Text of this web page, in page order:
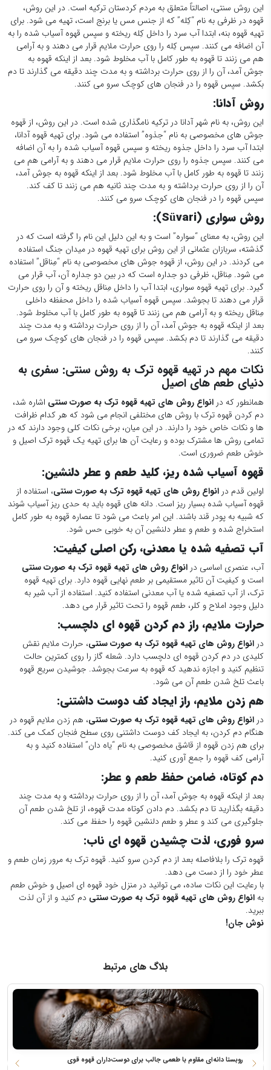
این روش سنتی، اصالتاً متعلق به مردم کردستان ترکیه است. در این روش،
قهوه در ظرفی به نام “کِله” که از جنس مس یا برنج است، تهیه می شود. برای
تهیه قهوه بنه، ابتدا آب سرد را داخل کِله ریخته و سپس قهوه آسیاب شده را به
آن اضافه می کنند. سپس کِله را روی حرارت ملایم قرار می دهند و به آرامی
هم می زنند تا قهوه به طور کامل با آب مخلوط شود. بعد از اینکه قهوه به
جوش آمد، آن را از روی حرارت برداشته و به مدت چند دقیقه می گذارند تا دم
بکشد. سپس قهوه را در فنجان های کوچک سرو می کنند.
روش آدانا:
این روش، به نام شهر آدانا در ترکیه نامگذاری شده است. در این روش، از قهوه
جوش های مخصوصی به نام “جذوه” استفاده می شود. برای تهیه قهوه آدانا،
ابتدا آب سرد را داخل جذوه ریخته و سپس قهوه آسیاب شده را به آن اضافه
می کنند. سپس جذوه را روی حرارت ملایم قرار می دهند و به آرامی هم می
زنند تا قهوه به طور کامل با آب مخلوط شود. بعد از اینکه قهوه به جوش آمد،
آن را از روی حرارت برداشته و به مدت چند ثانیه هم می زنند تا کف کند.
سپس قهوه را در فنجان های کوچک سرو می کنند.
روش سواری (Süvari
):
این روش، به معنای “سواره” است و به این دلیل این نام را گرفته است که در
گذشته، سربازان عثمانی از این روش برای تهیه قهوه در میدان جنگ استفاده
می کردند. در این روش، از قهوه جوش های مخصوصی به نام “مِناقل” استفاده
می شود. مِناقل، ظرفی دو جداره است که در بین دو جداره آن، آب قرار می
گیرد. برای تهیه قهوه سواری، ابتدا آب را داخل مِناقل ریخته و آن را روی حرارت
قرار می دهند تا بجوشد. سپس قهوه آسیاب شده را داخل محفظه داخلی
مِناقل ریخته و به آرامی هم می زنند تا قهوه به طور کامل با آب مخلوط شود.
بعد از اینکه قهوه به جوش آمد، آن را از روی حرارت برداشته و به مدت چند
دقیقه می گذارند تا دم بکشد. سپس قهوه را در فنجان های کوچک سرو می
کنند.
نکات مهم در تهیه قهوه ترک به روش سنتی: سفری به
دنیای طعم های اصیل
همانطور که در انواع روش های تهیه قهوه ترک به صورت سنتی اشاره شد،
دم کردن قهوه ترک با روش های مختلفی انجام می شود که هر کدام ظرافت
ها و نکات خاص خود را دارند. در این میان، برخی نکات کلی وجود دارند که در
تمامی روش ها مشترک بوده و رعایت آن ها برای تهیه یک قهوه ترک اصیل و
خوش طعم ضروری است.
قهوه آسیاب شده ریز، کلید طعم و عطر دلنشین:
اولین قدم در انواع روش های تهیه قهوه ترک به صورت سنتی، استفاده از
قهوه آسیاب شده بسیار ریز است. دانه های قهوه باید به حدی ریز آسیاب شوند
که شبیه به پودر قند باشند. این امر باعث می شود تا عصاره قهوه به طور کامل
استخراج شده و طعم و عطر دلنشین آن به خوبی حس شود.
آب تصفیه شده یا معدنی، رکن اصلی کیفیت:
آب، عنصری اساسی در انواع روش های تهیه قهوه ترک به صورت سنتی
است و کیفیت آن تاثیر مستقیمی بر طعم نهایی قهوه دارد. برای تهیه قهوه
ترک، از آب تصفیه شده یا آب معدنی استفاده کنید. استفاده از آب شیر به
دلیل وجود املاح و کلر، طعم قهوه را تحت تاثیر قرار می دهد.
حرارت ملایم، راز دم کردن قهوه ای دلچسب:
در انواع روش های تهیه قهوه ترک به صورت سنتی، حرارت ملایم نقش
کلیدی در دم کردن قهوه ای دلچسب دارد. شعله گاز را روی کمترین حالت
تنظیم کنید و اجازه ندهید که قهوه به سرعت بجوشد. جوشیدن سریع قهوه
باعث تلخ شدن طعم آن می شود.
هم زدن ملایم، راز ایجاد کف دوست داشتنی:
در انواع روش های تهیه قهوه ترک به صورت سنتی، هم زدن ملایم قهوه در
هنگام دم کردن، به ایجاد کف دوست داشتنی روی سطح فنجان کمک می کند.
برای هم زدن قهوه از قاشق مخصوصی به نام “یاه دان” استفاده کنید و به
آرامی کف قهوه را جمع آوری کنید.
دم کوتاه، ضامن حفظ طعم و عطر:
بعد از اینکه قهوه به جوش آمد، آن را از روی حرارت برداشته و به مدت چند
دقیقه بگذارید تا دم بکشد. دم دادن کوتاه مدت قهوه، از تلخ شدن طعم آن
جلوگیری می کند و عطر و طعم دلنشین قهوه را حفظ می کند.
سرو فوری، لذت چشیدن قهوه ای ناب:
قهوه ترک را بلافاصله بعد از دم کردن سرو کنید. قهوه ترک به مرور زمان طعم و
عطر خود را از دست می دهد.
با رعایت این نکات ساده، می توانید در منزل خود قهوه ای اصیل و خوش طعم
به انواع روش های تهیه قهوه ترک به صورت سنتی دم کنید و از آن لذت
ببرید.
نوش جان!
بلاگ های مرتبط
قهوه روبستا دانه‌ای مقاوم با طعمی جالب برای دوست‌داران قهوه قوی